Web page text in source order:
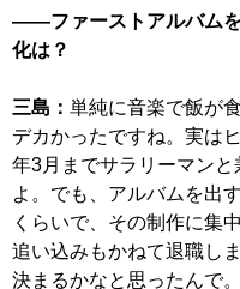
――ファーストアルバム
化は？
三島： 単純に音楽で飯が
デカかったですね。実は
年3月までサラリーマン
よ。でも、アルバムを出
くらいで、その制作に集
追い込みもかねて退職し
決まるかなと思ったんで